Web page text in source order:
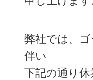
弊社では、
伴い
下記の通り